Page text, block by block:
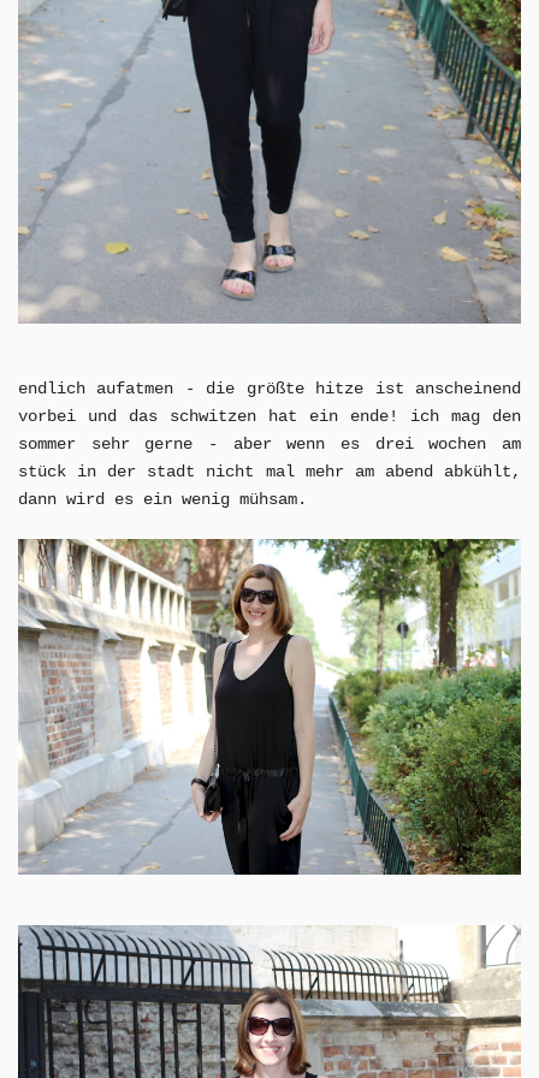
endlich aufatmen - die größte hitze ist anscheinend
vorbei und das schwitzen hat ein ende! ich mag den
sommer sehr gerne - aber wenn es drei wochen am
stück in der stadt nicht mal mehr am abend abkühlt,
dann wird es ein wenig mühsam.